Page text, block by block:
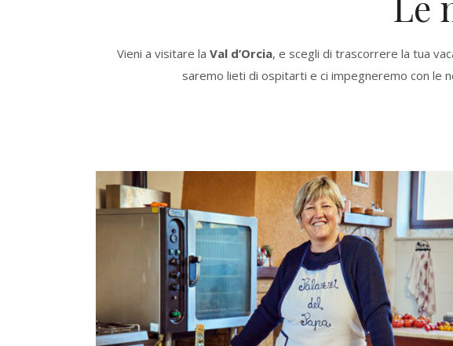
Vieni a visitare la Val d’Orcia, e scegli di trascorrere la tua
saremo lieti di ospitarti e ci impegneremo con le